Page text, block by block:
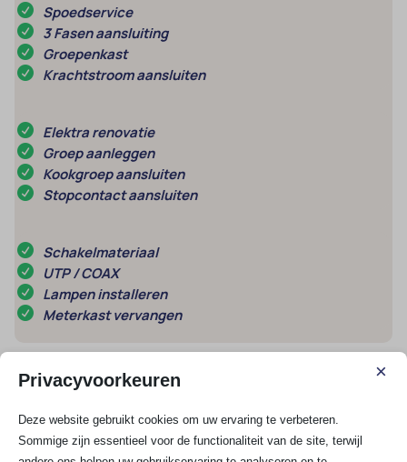
Spoedservice
3 Fasen aansluiting
Groepenkast
Krachtstroom aansluiten
Elektra renovatie
Groep aanleggen
Kookgroep aansluiten
Stopcontact aansluiten
Schakelmateriaal
UTP / COAX
Lampen installeren
Meterkast vervangen
1. Hoe spoor je storingen op die door een
aardlekschakelaar worden veroorzaakt?
Privacyvoorkeuren ×
Deze website gebruikt cookies om uw ervaring te verbeteren.
Sommige zijn essentieel voor de functionaliteit van de site, terwijl